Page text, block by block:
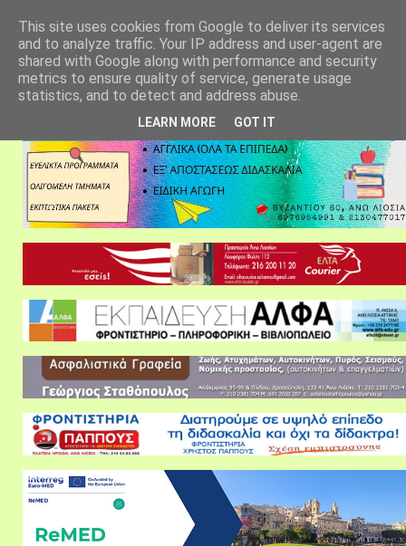
This site uses cookies from Google to deliver its services
and to analyze traffic. Your IP address and user-agent are
shared with Google along with performance and security
metrics to ensure quality of service, generate usage
statistics, and to detect and address abuse.
LEARN MORE GOT IT